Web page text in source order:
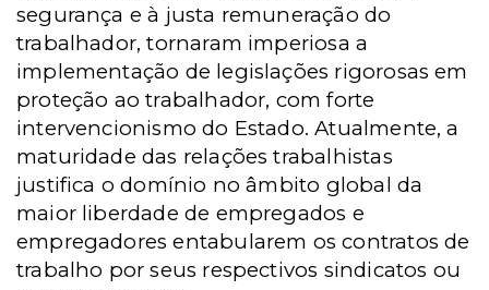
segurança e à justa remuneração do
trabalhador, tornaram imperiosa a
implementação de legislações rigorosas em
proteção ao trabalhador, com forte
intervencionismo do Estado. Atualmente, a
maturidade das relações trabalhistas
justifica o domínio no âmbito global da
maior liberdade de empregados e
empregadores entabularem os contratos de
trabalho por seus respectivos sindicatos ou